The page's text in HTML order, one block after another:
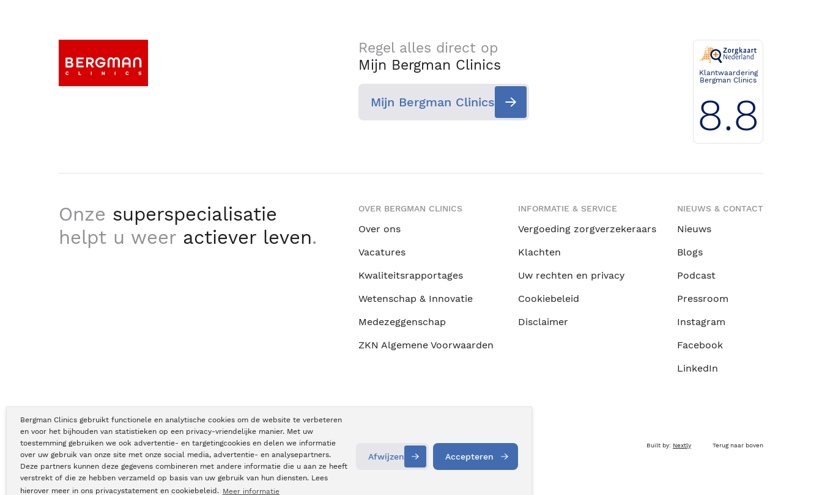
Bergman Clinics gebruikt functionele en analytische cookies om de website te verbeteren
en voor het bijhouden van statistieken op een privacy-vriendelijke manier. Met uw
toestemming gebruiken we ook advertentie- en targetingcookies en delen we informatie
over uw gebruik van onze site met onze social media, advertentie- en analysepartners.
Deze partners kunnen deze gegevens combineren met andere informatie die u aan ze heeft
verstrekt of die ze hebben verzameld op basis van uw gebruik van hun diensten. Lees
hierover meer in ons privacystatement en cookiebeleid. Meer informatie
Afwijzen Accepteren
Regel alles direct op
Mijn Bergman Clinics
Mijn Bergman Clinics
Klantwaardering
Bergman Clinics
8.8
Onze superspecialisatie
helpt u weer actiever leven.
OVER BERGMAN CLINICS
Over ons
Vacatures
Kwaliteitsrapportages
Wetenschap & Innovatie
Medezeggenschap
ZKN Algemene Voorwaarden
INFORMATIE & SERVICE
Vergoeding zorgverzekeraars
Klachten
Uw rechten en privacy
Cookiebeleid
Disclaimer
NIEUWS & CONTACT
Nieuws
Blogs
Podcast
Pressroom
Instagram
Facebook
LinkedIn
Copyright © Bergman Clinics 2026 | KVK nummer: 30196373 Built by: Nextly Terug naar boven